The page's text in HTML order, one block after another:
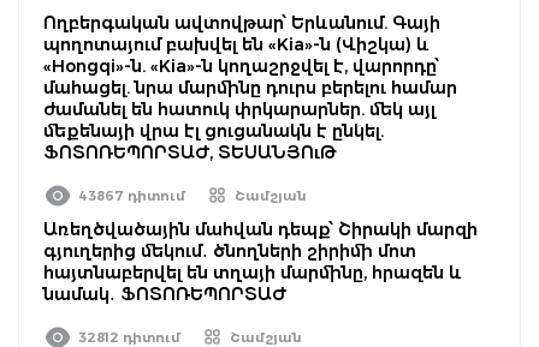
Ողբերգական ավտովթար՝ Երևանում. Գայի
պողոտայում բախվել են «Kia»-ն (Վիշկա) և
«Hongqi»-ն. «Kia»-ն կողաշրջվել է, վարորդը՝
մահացել. նրա մարմինը դուրս բերելու համար
ժամանել են հատուկ փրկարարներ. մեկ այլ
մեքենայի վրա էլ ցուցանակն է ընկել.
ՖՈՏՈՌԵՊՈՐՏԱԺ, ՏԵՍԱՆՅՈւԹ
43867 դիտում Շամշյան
Առեղծվածային մահվան դեպք՝ Շիրակի մարզի
գյուղերից մեկում․ ծնողների շիրիմի մոտ
հայտնաբերվել են տղայի մարմինը, հրազեն և
նամակ․ ՖՈՏՈՌԵՊՈՐՏԱԺ
32812 դիտում Շամշյան